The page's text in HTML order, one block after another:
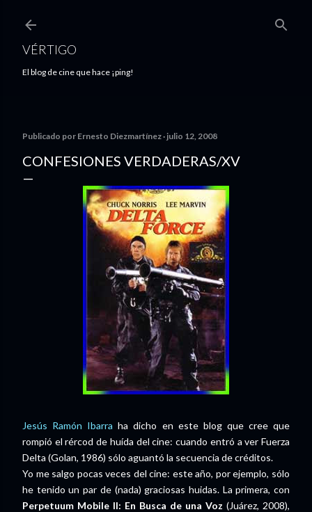
VÉRTIGO
El blog de cine que hace ¡ping!
Publicado por Ernesto Diezmartínez julio 12, 2008
CONFESIONES VERDADERAS/XV
Jesús Ramón Ibarra ha dicho en este blog que cree que
rompió el rércod de huída del cine: cuando entró a ver Fuerza
Delta (Golan, 1986) sólo aguantó la secuencia de créditos.
Yo me salgo pocas veces del cine: este año, por ejemplo, sólo
he tenido un par de (nada) graciosas huidas. La primera, con
Perpetuum Mobile II: En Busca de una Voz (Juárez, 2008),